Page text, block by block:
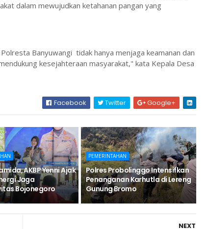
dalam mewujudkan ketahanan pangan yang
Banyuwangi tidak hanya menjaga keamanan dan
kesejahteraan masyarakat," kata Kepala Desa
Facebook Twitter Google+
AKBP Yenni Ajak
Jaga
Bojonegoro
PEMERINTAHAN
Polres Probolinggo Intensifkan
Penanganan Karhutla di Lereng
Gunung Bromo
NEXT